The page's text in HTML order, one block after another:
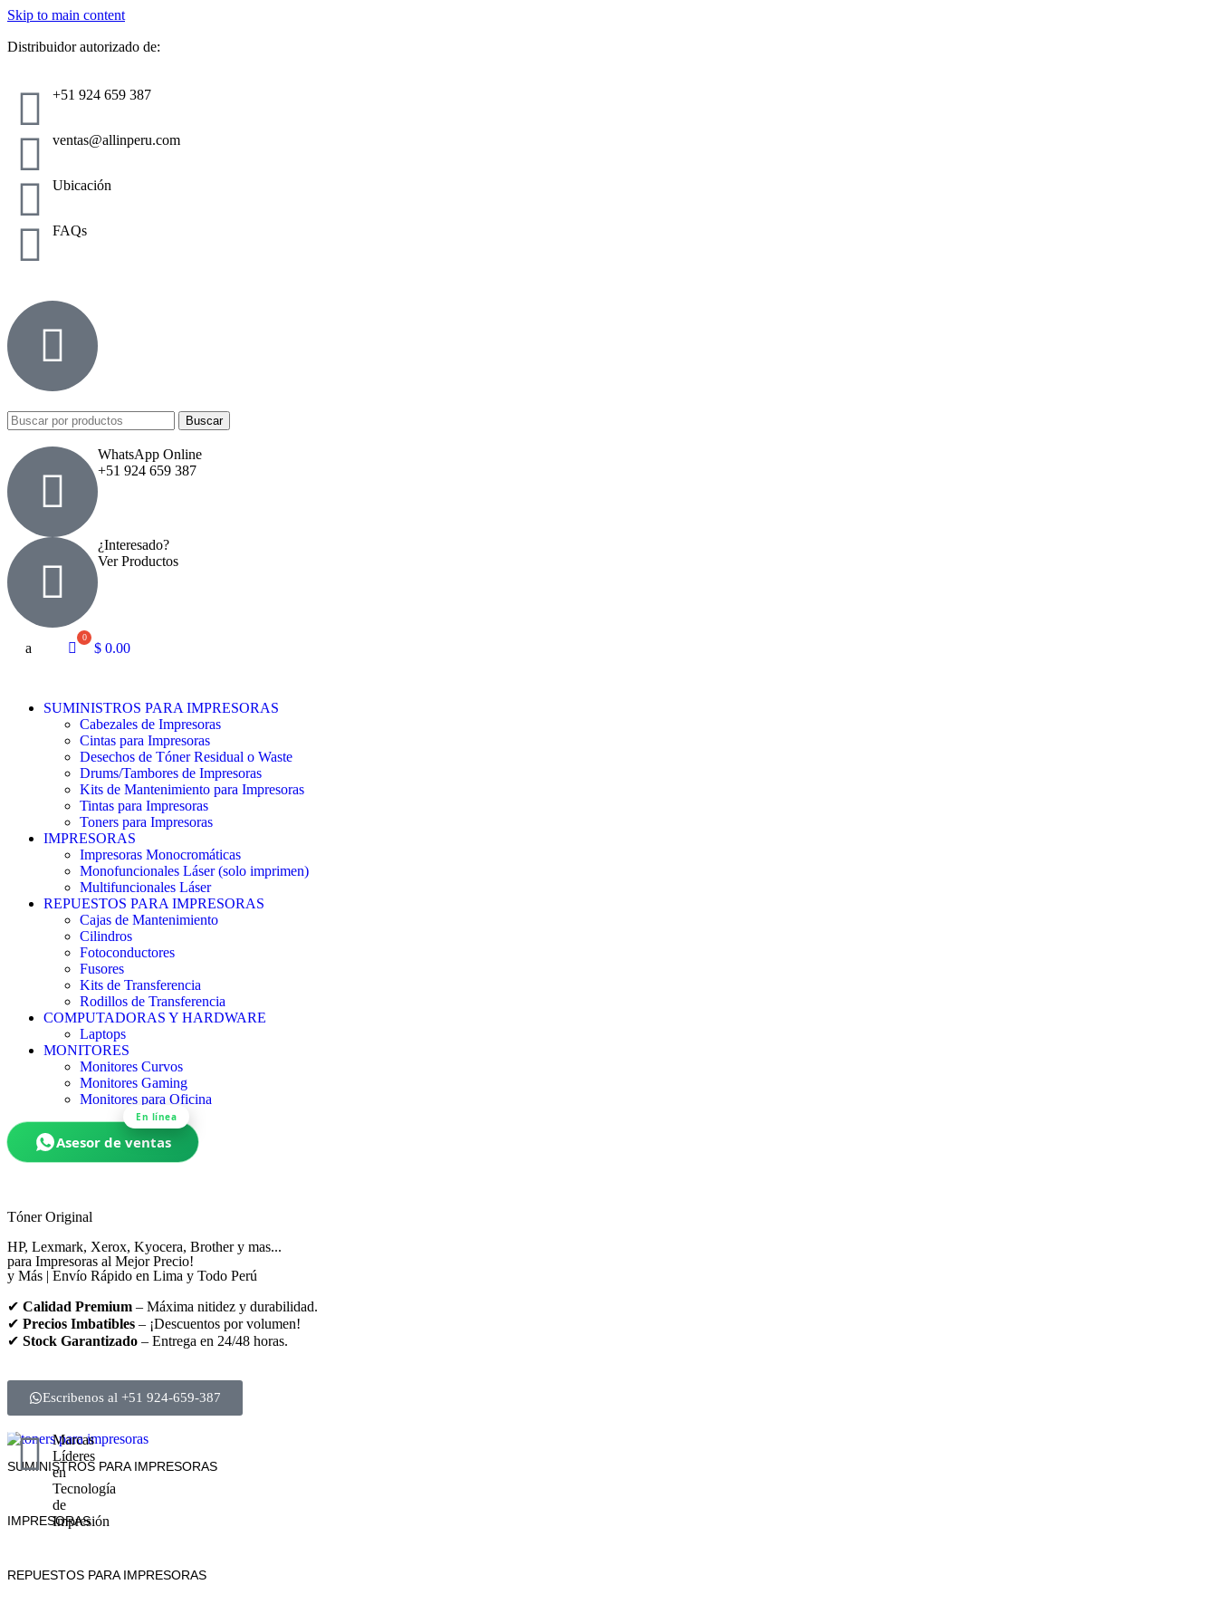
Skip to main content
Distribuidor autorizado de:
+51 924 659 387
ventas@allinperu.com
Ubicación
FAQs
Buscar
WhatsApp Online
+51 924 659 387
¿Interesado?
Ver Productos
a $ 0.00
SUMINISTROS PARA IMPRESORAS
Cabezales de Impresoras
Cintas para Impresoras
Desechos de Tóner Residual o Waste
Drums/Tambores de Impresoras
Kits de Mantenimiento para Impresoras
Tintas para Impresoras
Toners para Impresoras
IMPRESORAS
Impresoras Monocromáticas
Monofuncionales Láser (solo imprimen)
Multifuncionales Láser
REPUESTOS PARA IMPRESORAS
Cajas de Mantenimiento
Cilindros
Fotoconductores
Fusores
Kits de Transferencia
Rodillos de Transferencia
COMPUTADORAS Y HARDWARE
Laptops
MONITORES
Monitores Curvos
Monitores Gaming
Monitores para Oficina
En línea
Asesor de ventas
TónerOriginal
HP, Lexmark, Xerox, Kyocera, Brother y mas...
para Impresoras al Mejor Precio!
y Más | Envío Rápido en Lima y Todo Perú
✔ Calidad Premium – Máxima nitidez y durabilidad.
✔ Precios Imbatibles – ¡Descuentos por volumen!
✔ Stock Garantizado – Entrega en 24/48 horas.
Escribenos al +51 924-659-387
Marcas
Líderes
en
Tecnología
de
Impresión
SUMINISTROS PARA IMPRESORAS
IMPRESORAS
REPUESTOS PARA IMPRESORAS